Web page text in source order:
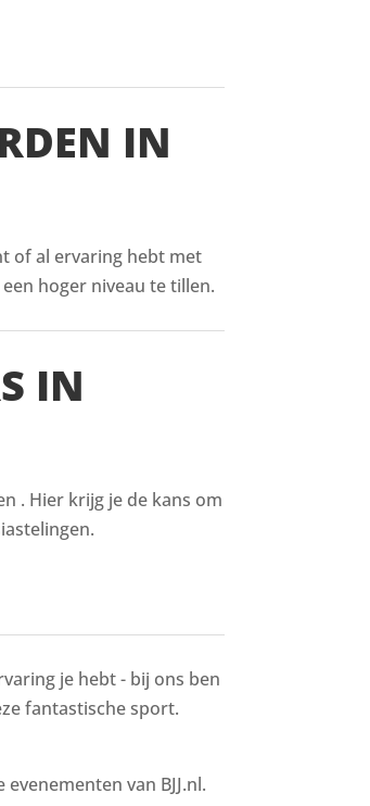
IN
of al ervaring hebt met
hoger niveau te tillen.
IN
. Hier krijg je de kans om
je hebt - bij ons ben
fantastische sport.
van BJJ.nl.